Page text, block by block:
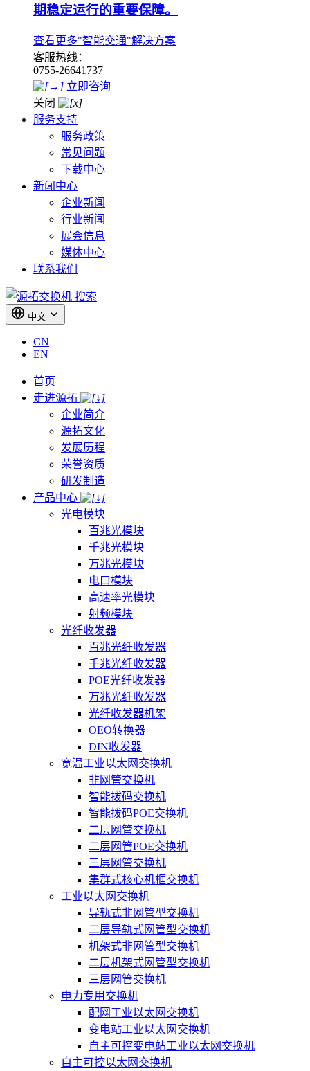
期稳定运行的重要保障。
查看更多"智能交通"解决方案
客服热线：
0755-26641737
立即咨询
关闭
服务支持
服务政策
常见问题
下载中心
新闻中心
企业新闻
行业新闻
展会信息
媒体中心
联系我们
搜索
中文
CN
EN
首页
走进源拓
企业简介
源拓文化
发展历程
荣誉资质
研发制造
产品中心
光电模块
百兆光模块
千兆光模块
万兆光模块
电口模块
高速率光模块
射频模块
光纤收发器
百兆光纤收发器
千兆光纤收发器
POE光纤收发器
万兆光纤收发器
光纤收发器机架
OEO转换器
DIN收发器
宽温工业以太网交换机
非网管交换机
智能拨码交换机
智能拨码POE交换机
二层网管交换机
二层网管POE交换机
三层网管交换机
集群式核心机框交换机
工业以太网交换机
导轨式非网管型交换机
二层导轨式网管型交换机
机架式非网管型交换机
二层机架式网管型交换机
三层网管交换机
电力专用交换机
配网工业以太网交换机
变电站工业以太网交换机
自主可控变电站工业以太网交换机
自主可控以太网交换机